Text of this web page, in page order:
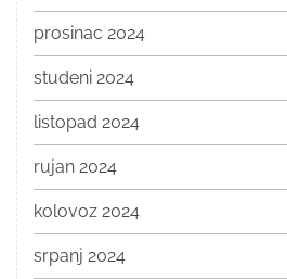
prosinac 2024
studeni 2024
listopad 2024
rujan 2024
kolovoz 2024
srpanj 2024